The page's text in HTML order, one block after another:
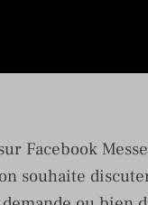
Facebook
souhaite